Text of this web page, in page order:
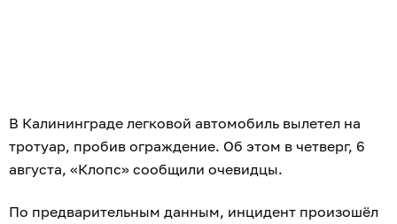
В Калининграде легковой автомобиль вылетел на
тротуар, пробив ограждение. Об этом в четверг, 6
августа, «Клопс» сообщили очевидцы.
По предварительным данным, инцидент произошёл